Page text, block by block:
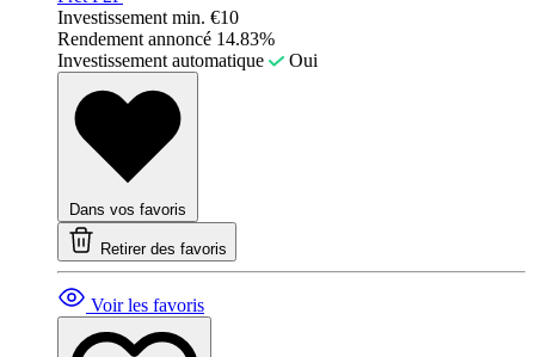
Investissement min. €10
Rendement annoncé 14.83%
Investissement automatique
Oui
Dans vos favoris
Retirer des favoris
Voir les favoris